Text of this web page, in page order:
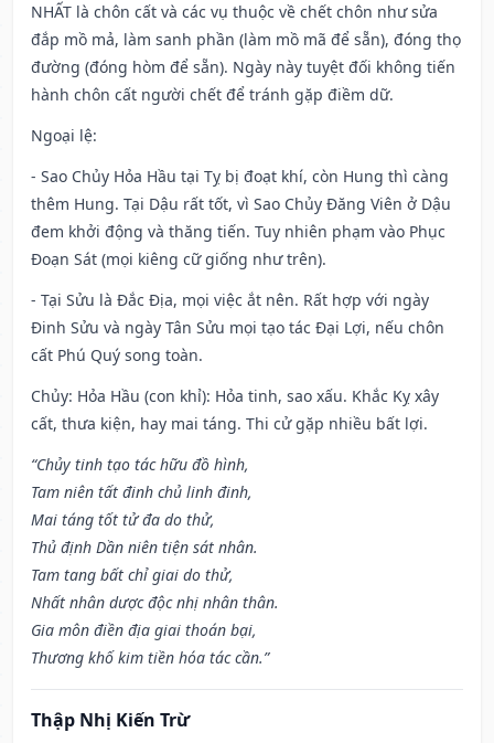
NHẤT là chôn cất và các vụ thuộc về chết chôn như sửa
đắp mồ mả, làm sanh phần (làm mồ mã để sẵn), đóng thọ
đường (đóng hòm để sẵn). Ngày này tuyệt đối không tiến
hành chôn cất người chết để tránh gặp điềm dữ.
Ngoại lệ:
- Sao Chủy Hỏa Hầu tại Tỵ bị đoạt khí, còn Hung thì càng
thêm Hung. Tại Dậu rất tốt, vì Sao Chủy Đăng Viên ở Dậu
đem khởi động và thăng tiến. Tuy nhiên phạm vào Phục
Đoạn Sát (mọi kiêng cữ giống như trên).
- Tại Sửu là Đắc Địa, mọi việc ắt nên. Rất hợp với ngày
Đinh Sửu và ngày Tân Sửu mọi tạo tác Đại Lợi, nếu chôn
cất Phú Quý song toàn.
Chủy: Hỏa Hầu (con khỉ): Hỏa tinh, sao xấu. Khắc Kỵ xây
cất, thưa kiện, hay mai táng. Thi cử gặp nhiều bất lợi.
“Chủy tinh tạo tác hữu đồ hình,
Tam niên tất đinh chủ linh đinh,
Mai táng tốt tử đa do thử,
Thủ định Dần niên tiện sát nhân.
Tam tang bất chỉ giai do thử,
Nhất nhân dược độc nhị nhân thân.
Gia môn điền địa giai thoán bại,
Thương khố kim tiền hóa tác cần.”
Thập Nhị Kiến Trừ